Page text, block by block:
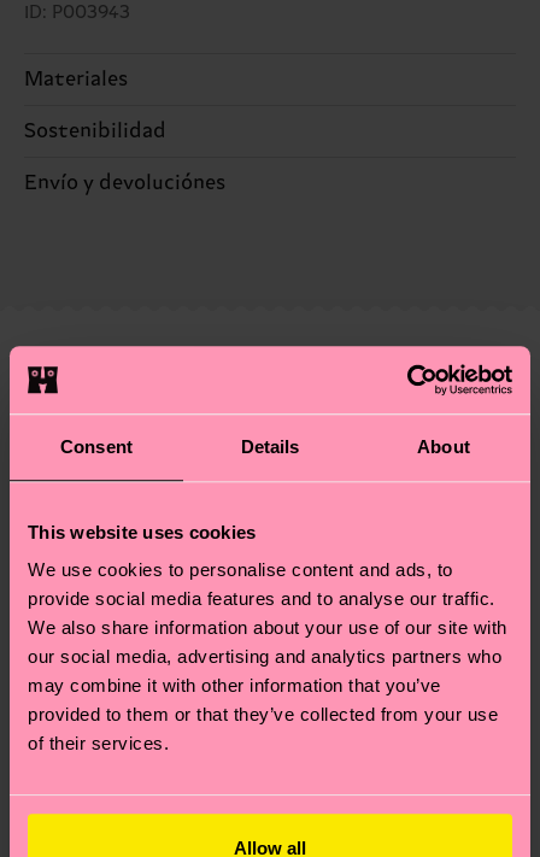
Consent Details About
This website uses cookies
We use cookies to personalise content and ads, to
provide social media features and to analyse our traffic.
We also share information about your use of our site with
our social media, advertising and analytics partners who
may combine it with other information that you’ve
provided to them or that they’ve collected from your use
of their services.
Allow all
ID: P003943
Materiales
PRODUCTO 1:86% Algodón, 12% Poliamida, 2%
Elastano
PRODUCTO 2:
Información detallada:
PRODUCTO 1:
86% Mezcla de algodón orgánico,
12% Poliamida, 2% Elastano
PRODUCTO 2:
86% Mezcla de algodón orgánico,
12% Poliamida, 2% Elastano
12% Poliamida, 2% Elastano
Sostenibilidad
La sostenibilidad es mucho más que sellos y
Envío y devoluciónes
¿Tienes dudas sobre las devoluciones? Visita
nuestra página de
Devoluciones
para ver las
respuestas a las preguntas más frecuentes.
Creemos que te va a encantar Diseños parecidos
Special Edition